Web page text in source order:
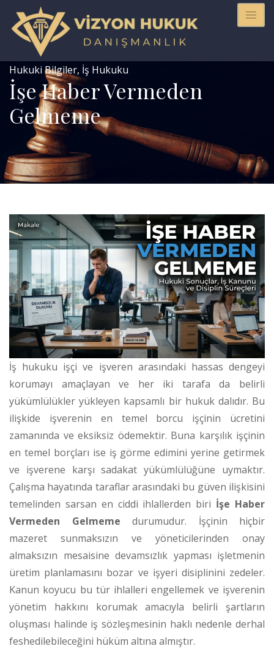
Hukuki Bilgiler, İş Hukuku
İşe Haber Vermeden
Gelmeme
İş hukuku işçi ve işveren arasındaki hassas dengeyi
korumayı amaçlayan ve her iki tarafa da belirli
yükümlülükler yükleyen kapsamlı bir hukuk dalıdır. Bu
ilişkide işverenin en temel borcu işçinin ücretini
zamanında ve eksiksiz ödemektir. Buna karşılık işçinin
en temel borçları ise iş görme edimini yerine getirmek
ve işverene karşı sadakat yükümlülüğüne uymaktır.
Çalışma hayatında taraflar arasındaki bu güven ilişkisini
temelinden sarsan en ciddi ihlallerden biri İşe Haber
Vermeden Gelmeme durumudur. İşçinin hiçbir
mazeret sunmaksızın ve yöneticilerinden onay
almaksızın mesaisine devamsızlık yapması işletmenin
üretim planlamasını bozar ve işyeri disiplinini zedeler.
Kanun koyucu bu tür ihlalleri engellemek ve işverenin
yönetim hakkını korumak amacıyla belirli şartların
oluşması halinde iş sözleşmesinin haklı nedenle derhal
feshedilebileceğini hüküm altına almıştır.